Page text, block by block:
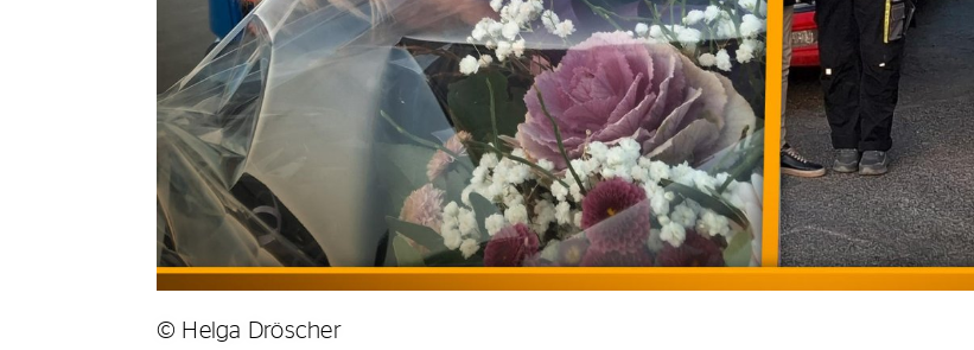
© Helga Dröscher